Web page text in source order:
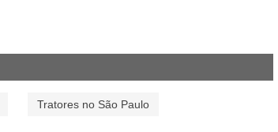
Tratores no São Paulo